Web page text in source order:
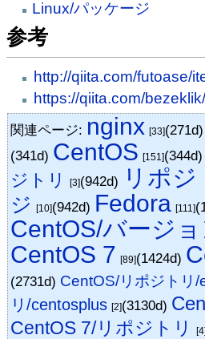
Linux/パッケージ
参考
http://qiita.com/futoase/
https://qiita.com/
関連ページ: nginx [33]
(341d) CentOS [151]
ジトリ [3](942d) リポジ
ジ [10](942d) Fedora [111]
CentOS/バージ
CentOS 7 [89](1424d)
(2731d) CentOS/リポジトリ/
リ/centosplus [2](3130d)
CentOS 7/リポジトリ